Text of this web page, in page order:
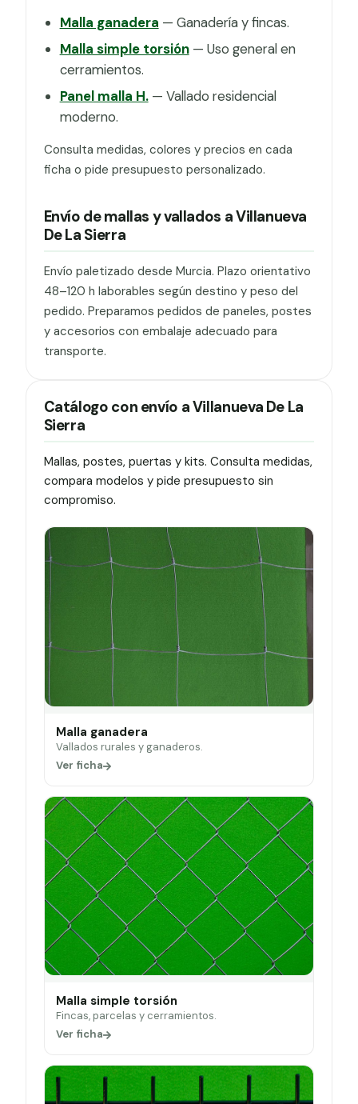
Malla ganadera — Ganadería y fincas.
Malla simple torsión— Uso general en
cerramientos.
Panel malla H.— Vallado residencial
moderno.
Consulta medidas, colores y precios en cada
ficha o pide presupuesto personalizado.
Envío de mallas y vallados a Villanueva
De La Sierra
Envío paletizado desde Murcia. Plazo orientativo
48–120 h laborables según destino y peso del
pedido. Preparamos pedidos de paneles, postes
y accesorios con embalaje adecuado para
transporte.
Catálogo con envío a Villanueva De La
Sierra
Mallas, postes, puertas y kits. Consulta medidas,
compara modelos y pide presupuesto sin
compromiso.
Malla ganadera
Vallados rurales y ganaderos.
Ver ficha
Malla simple torsión
Fincas, parcelas y cerramientos.
Ver ficha